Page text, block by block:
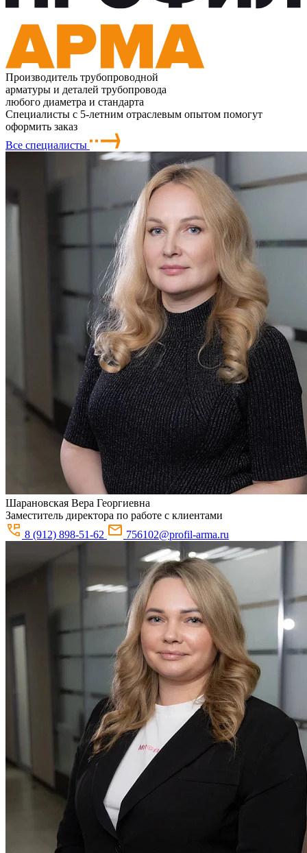
Производитель трубопроводной
арматуры и деталей трубопровода
любого диаметра и стандарта
Специалисты с 5-летним отраслевым опытом помогут
оформить заказ
Все специалисты
Шарановская Вера Георгиевна
Заместитель директора по работе с клиентами
8 (912) 898-51-62
756102@profil-arma.ru